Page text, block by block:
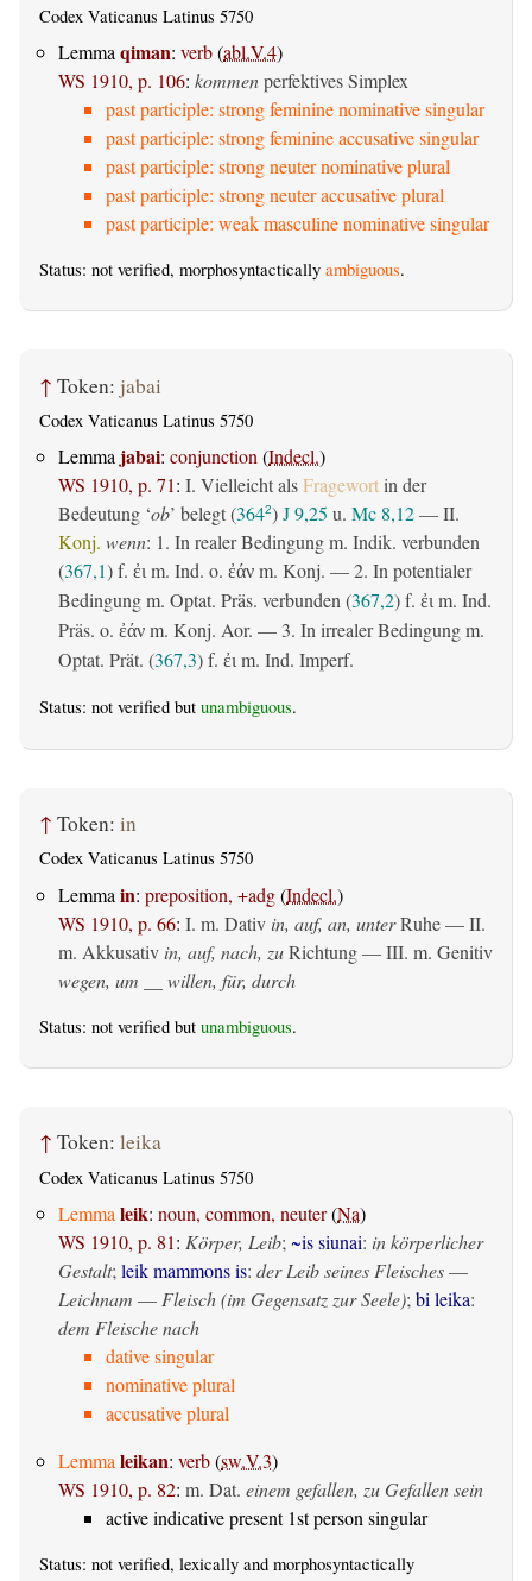
Codex Vaticanus Latinus 5750
Lemma qiman: verb(abl.V.4)
WS 1910, p. 106: kommenperfektives Simplex
past participle: strong feminine nominative singular
past participle: strong feminine accusative singular
past participle: strong neuter nominative plural
past participle: strong neuter accusative plural
past participle: weak masculine nominative singular
Status: not verified, morphosyntactically ambiguous.
↑ Token: jabai
Codex Vaticanus Latinus 5750
Lemma jabai: conjunction(Indecl.)
WS 1910, p. 71: I. Vielleicht alsFragewortin der
Bedeutung ‘ob’ belegt (3642)J 9,25 u. Mc 8,12— II.
Konj. wenn: 1. In realer Bedingung m. Indik. verbunden
(367,1) f. ἐι m. Ind. o. ἐάν m. Konj. — 2. In potentialer
Bedingung m. Optat. Präs. verbunden (367,2) f. ἐι m. Ind.
Präs. o. ἐάν m. Konj. Aor. — 3. In irrealer Bedingung m.
Optat. Prät. (367,3) f. ἐι m. Ind. Imperf.
Status: not verified but unambiguous.
↑ Token: in
Codex Vaticanus Latinus 5750
Lemma in: preposition, +adg(Indecl.)
WS 1910, p. 66: I. m. Dativ in, auf, an, unterRuhe — II.
m. Akkusativ in, auf, nach, zuRichtung — III. m. Genitiv
wegen, um __ willen, für, durch
Status: not verified but unambiguous.
↑ Token: leika
Codex Vaticanus Latinus 5750
Lemma leik: noun, common, neuter(Na)
WS 1910, p. 81: Körper, Leib; ~is siunai: in körperlicher
Gestalt; leik mammons is: der Leib seines Fleisches—
Leichnam — Fleisch (im Gegensatz zur Seele); bi leika:
dem Fleische nach
dative singular
nominative plural
accusative plural
Lemma leikan: verb(sw.V.3)
WS 1910, p. 82: m. Dat. einem gefallen, zu Gefallen sein
active indicative present 1st person singular
Status: not verified, lexically and morphosyntactically